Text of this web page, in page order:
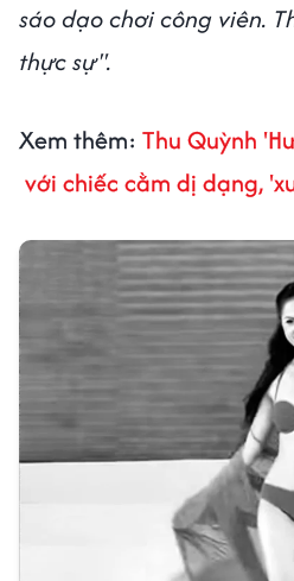
sáo dạo chơi công viên.
thực sự".
Xem thêm: Thu Quỳnh
với chiếc cằm dị dạng,